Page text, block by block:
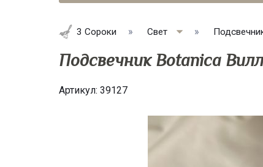
3 Сороки Свет
Подсвечник Botanica
Артикул: 39127